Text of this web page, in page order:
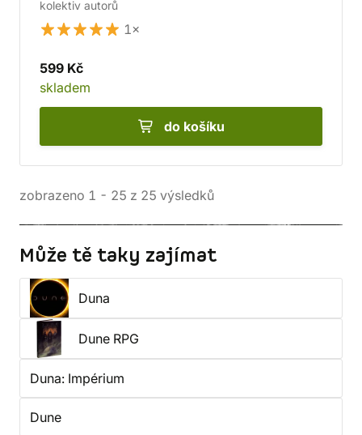
kolektiv autorů
1×
599 Kč
skladem
do košíku
zobrazeno 1 - 25 z 25 výsledků
Může tě taky zajímat
Duna
Dune RPG
Duna: Impérium
Dune